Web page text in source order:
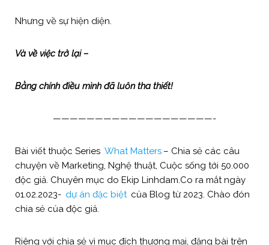
Nhưng về sự hiện diện.
Và về việc trở lại –
Bằng chính điều mình đã luôn tha thiết!
———————————————————-
Bài viết thuộc Series What Matters – Chia sẻ các câu
chuyện về Marketing, Nghệ thuật, Cuộc sống tới 50.000
độc giả. Chuyên mục do Ekip Linhdam.Co ra mắt ngày
01.02.2023- dự án đặc biệt của Blog từ 2023. Chào đón
chia sẻ của độc giả.
Riêng với chia sẻ vì mục đích thương mại, đăng bài trên